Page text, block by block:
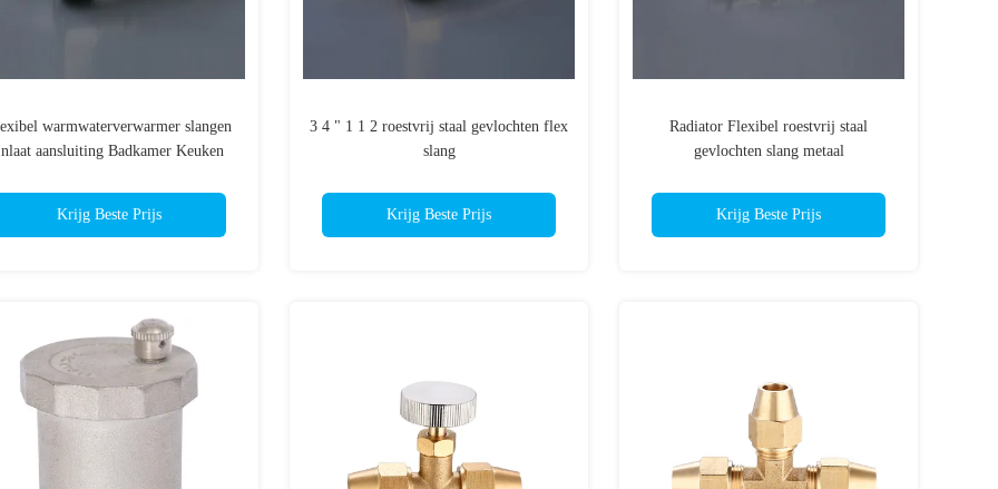
warmwaterverwarmer slangen
aansluiting Badkamer Keuken
Krijg Beste Prijs
3 4 " 1 1 2 roestvrij staal gevlochten flex
slang
Krijg Beste Prijs
Radiator Flexibel roestvrij staal
gevlochten slang metaal
Krijg Beste Prijs